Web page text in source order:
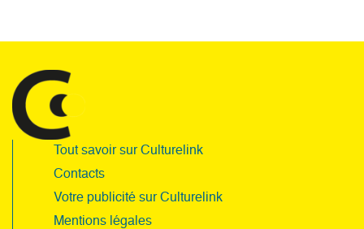
Tout savoir sur Culturelink
Contacts
Votre publicité sur Culturelink
Mentions légales